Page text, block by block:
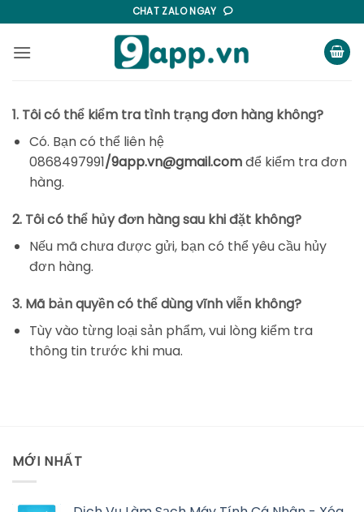
qua
nội
CHAT ZALO NGAY
1. Tôi có thể kiểm tra tình trạng đơn hàng không?
Có. Bạn có thể liên hệ
0868497991/9app.vn@gmail.comđể kiểm tra đơn
hàng.
2. Tôi có thể hủy đơn hàng sau khi đặt không?
Nếu mã chưa được gửi, bạn có thể yêu cầu hủy
đơn hàng.
3. Mã bản quyền có thể dùng vĩnh viễn không?
Tùy vào từng loại sản phẩm, vui lòng kiểm tra
thông tin trước khi mua.
MỚI NHẤT